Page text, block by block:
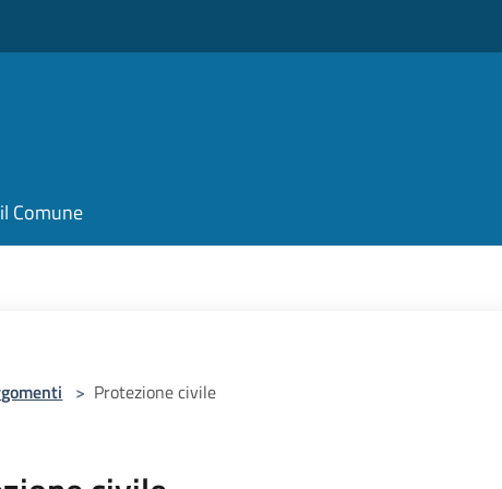
Comune
> Protezione civile